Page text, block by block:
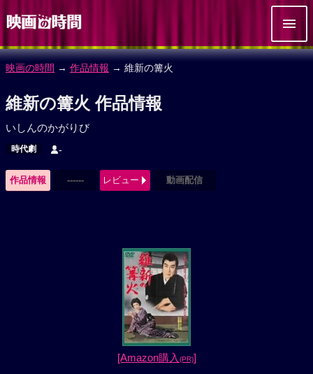
映画の時間 → 作品情報 → 維新の篝火
維新の篝火 作品情報
いしんのかがりび
時代劇 -
作品情報 ------ レビュー 動画配信
[Amazon購入 (PR)]